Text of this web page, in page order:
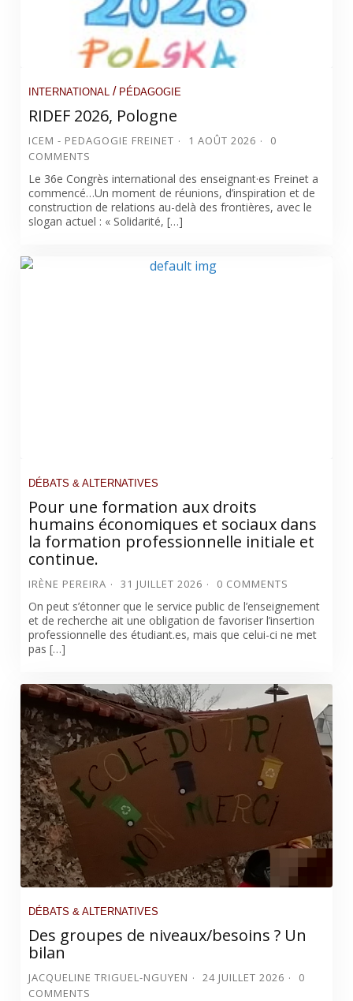
INTERNATIONAL / PÉDAGOGIE
RIDEF 2026, Pologne
ICEM - PEDAGOGIE FREINET 1 AOÛT 2026
0
COMMENTS
Le 36e Congrès international des enseignant·es Freinet a
commencé…Un moment de réunions, d’inspiration et de
construction de relations au-delà des frontières, avec le
slogan actuel : « Solidarité, […]
DÉBATS & ALTERNATIVES
Pour une formation aux droits
humains économiques et sociaux dans
la formation professionnelle initiale et
continue.
IRÈNE PEREIRA 31 JUILLET 2026 0 COMMENTS
On peut s’étonner que le service public de l’enseignement
et de recherche ait une obligation de favoriser l’insertion
professionnelle des étudiant.es, mais que celui-ci ne met
pas […]
DÉBATS & ALTERNATIVES
Des groupes de niveaux/besoins ? Un
bilan
JACQUELINE TRIGUEL-NGUYEN 24 JUILLET 2026
0
COMMENTS